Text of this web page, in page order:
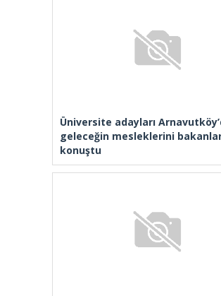
Üniversite adayları
geleceğin mesleklerini
konuştu